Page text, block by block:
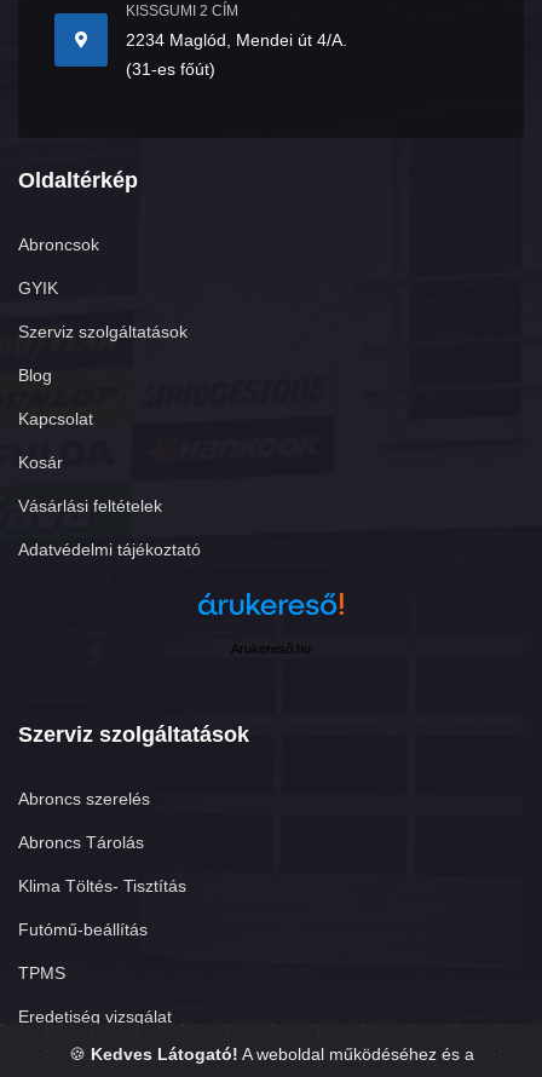
🍪 Kedves Látogató! A weboldal működéséhez és a
KISSGUMI 2 CÍM
2234 Maglód, Mendei út 4/A.
(31-es főút)
Oldaltérkép
Abroncsok
GYIK
Szerviz szolgáltatások
Blog
Kapcsolat
Kosár
Vásárlási feltételek
Adatvédelmi tájékoztató
Árukereső.hu
Szerviz szolgáltatások
Abroncs szerelés
Abroncs Tárolás
Klima Töltés- Tisztítás
Futómű-beállítás
TPMS
Eredetiség vizsgálat